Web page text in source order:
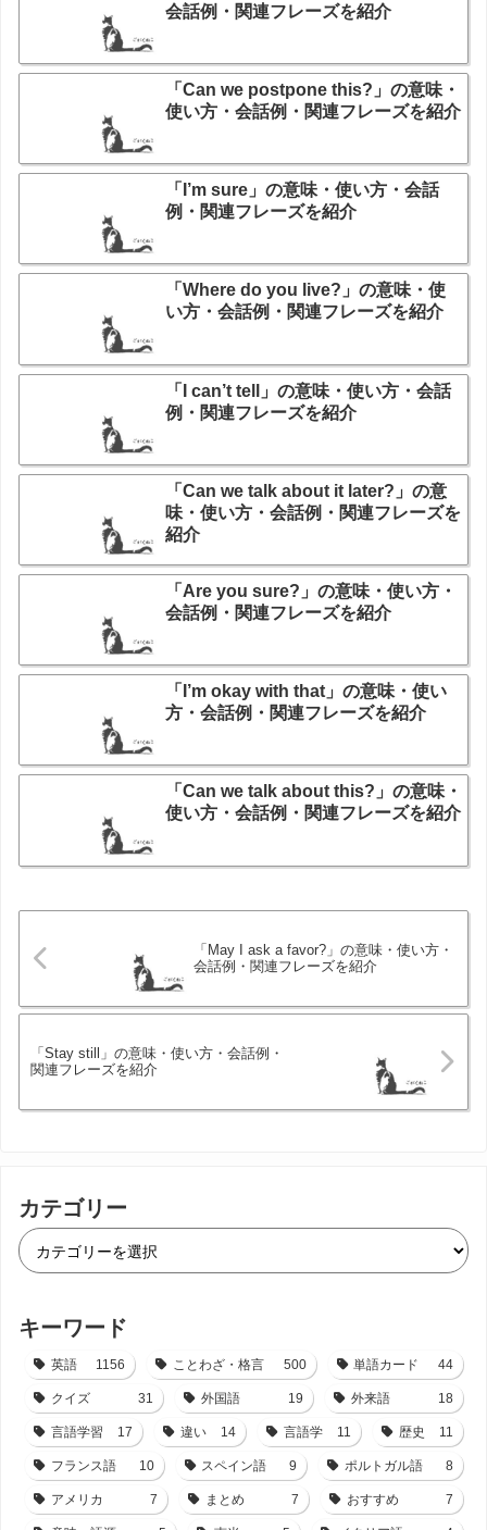
会話例・関連フレーズを紹介
「Can we postpone this?」の意味・
使い方・会話例・関連フレーズを紹介
「I’m sure」の意味・使い方・会話
例・関連フレーズを紹介
「Where do you live?」の意味・使
い方・会話例・関連フレーズを紹介
「I can’t tell」の意味・使い方・会話
例・関連フレーズを紹介
「Can we talk about it later?」の意
味・使い方・会話例・関連フレーズを
紹介
「Are you sure?」の意味・使い方・
会話例・関連フレーズを紹介
「I’m okay with that」の意味・使い
方・会話例・関連フレーズを紹介
「Can we talk about this?」の意味・
使い方・会話例・関連フレーズを紹介
「May I ask a favor?」の意味・使い方・
会話例・関連フレーズを紹介
「Stay still」の意味・使い方・会話例・
関連フレーズを紹介
カテゴリー
キーワード
英語 1156 ことわざ・格言 500 単語カード 44
クイズ 31 外国語 19 外来語 18
言語学習 17 違い 14 言語学 11 歴史 11
フランス語 10 スペイン語 9 ポルトガル語 8
アメリカ 7 まとめ 7 おすすめ 7